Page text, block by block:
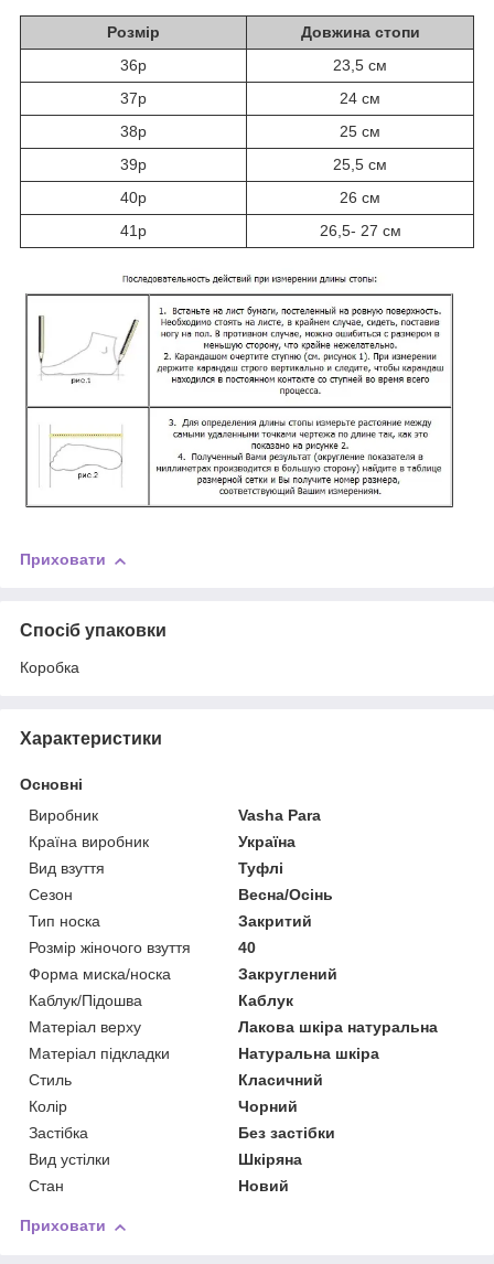
Розмір
Довжина стопи
36р
23,5 см
37р
24 см
38р
25 см
39р
25,5 см
40р
26 см
41р
26,5- 27 см
Приховати
Спосіб упаковки
Коробка
Характеристики
Основні
Виробник
Vasha Para
Країна виробник
Україна
Вид взуття
Туфлі
Сезон
Весна/Осінь
Тип носка
Закритий
Розмір жіночого взуття
40
Форма миска/носка
Закруглений
Каблук/Підошва
Каблук
Матеріал верху
Лакова шкіра натуральна
Матеріал підкладки
Натуральна шкіра
Стиль
Класичний
Колір
Чорний
Застібка
Без застібки
Вид устілки
Шкіряна
Стан
Новий
Приховати